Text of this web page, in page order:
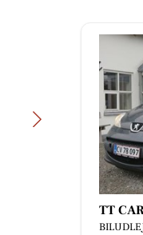
TT